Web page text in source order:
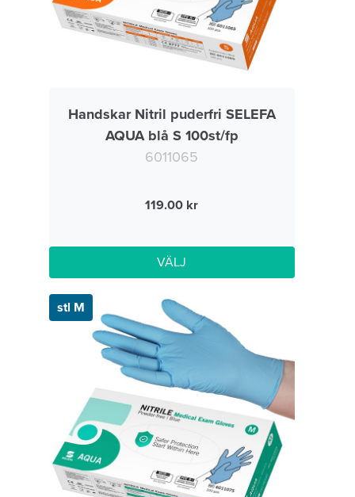
Handskar Nitril puderfri SELEFA
AQUA blå S 100st/fp
6011065
119.00
VÄLJ
stl M